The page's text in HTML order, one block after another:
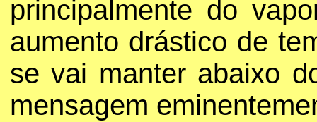
principalmente do
aumento drástico de
se vai manter abaixo
mensagem